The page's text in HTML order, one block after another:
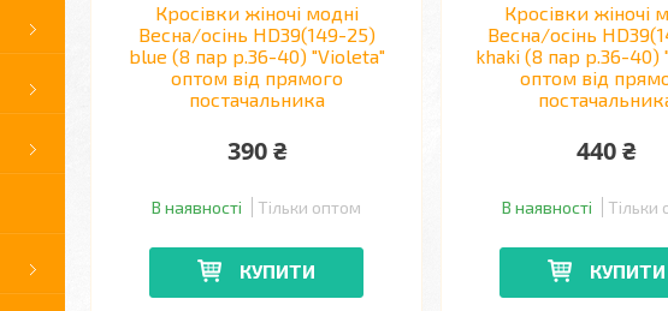
Кросівки жіночі модні
Весна/осінь HD39(149-25)
blue (8 пар р.36-40) "Violeta"
оптом від прямого
постачальника
390 ₴
В наявності Тільки оптом
КУПИТИ
Кросівки жіночі
Весна/осінь
khaki (8 пар р.36-40)
оптом від
440 ₴
В наявності Тільки
КУПИТИ